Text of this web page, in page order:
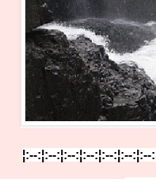
¦:--:¦:--:¦:--:¦:--:¦:--:¦:--:¦:--